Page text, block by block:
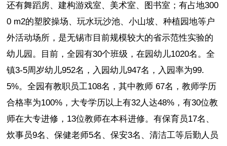
还有舞蹈房、建构游戏室、美术室、图书室；有占地300
0 m2的塑胶操场、玩水玩沙池、小山坡、种植园地等户
外活动场所，是无锡市目前规模较大的省示范性实验的
幼儿园。目前，全园有30个班级，在园幼儿1020名。全
镇3-5周岁幼儿952名，入园幼儿947名，入园率为99.
5%。全园有教职员工108名，其中教师 67名，教师学历
合格率为100%，大专学历以上有32人达48%，有30位教
师在大专进修，13位教师在本科进修。有保育员17名、
炊事员9名、保健老师5名、保安3名、清洁工等后勤人员